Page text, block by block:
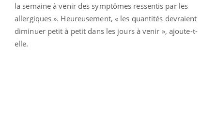
la semaine à venir des symptômes ressentis par les
allergiques ». Heureusement, « les quantités devraient
diminuer petit à petit dans les jours à venir », ajoute-t-
elle.